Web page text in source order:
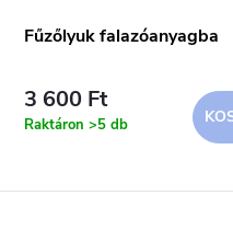
Fűzőlyuk falazóanyagba
3 600 Ft
Raktáron >5 db